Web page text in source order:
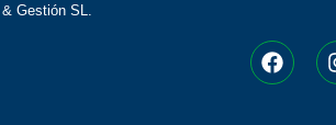
Gestión SL.